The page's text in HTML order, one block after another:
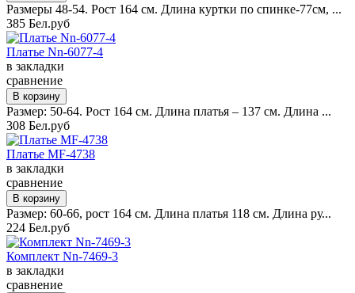
Размеры 48-54. Рост 164 см. Длина куртки по спинке-77см, ...
385 Бел.руб
Платье Nn-6077-4
в закладки
сравнение
Размер: 50-64. Рост 164 см. Длина платья – 137 см. Длина ...
308 Бел.руб
Платье MF-4738
в закладки
сравнение
Размер: 60-66, рост 164 см. Длина платья 118 см. Длина ру...
224 Бел.руб
Комплект Nn-7469-3
в закладки
сравнение